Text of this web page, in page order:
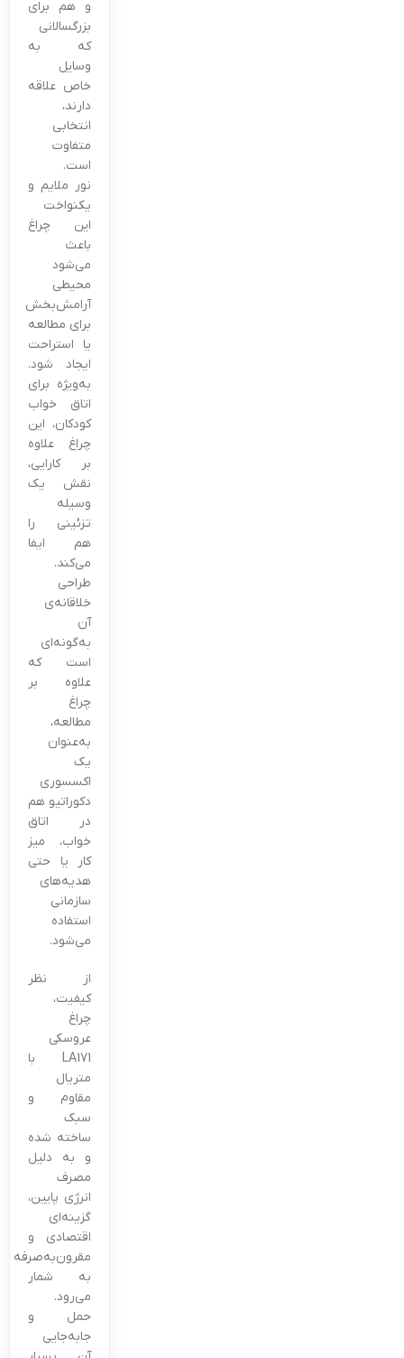
و هم برای
بزرگسالانی
که به
وسایل
خاص علاقه
دارند،
انتخابی
متفاوت
است.
نور ملایم و
یکنواخت
این چراغ
باعث
می‌شود
محیطی
آرامش‌بخش
برای مطالعه
یا استراحت
ایجاد شود.
به‌ویژه برای
اتاق خواب
کودکان، این
چراغ علاوه
بر کارایی،
نقش یک
وسیله
تزئینی را
هم ایفا
می‌کند.
طراحی
خلاقانه‌ی
آن
به‌گونه‌ای
است که
علاوه بر
چراغ
مطالعه،
به‌عنوان
یک
اکسسوری
دکوراتیو هم
در اتاق
خواب، میز
کار یا حتی
هدیه‌های
سازمانی
استفاده
می‌شود.
از نظر
کیفیت،
چراغ
عروسکی
LA171 با
متریال
مقاوم و
سبک
ساخته شده
و به دلیل
مصرف
انرژی پایین،
گزینه‌ای
اقتصادی و
مقرون‌به‌صرفه
به شمار
می‌رود.
حمل و
جابه‌جایی